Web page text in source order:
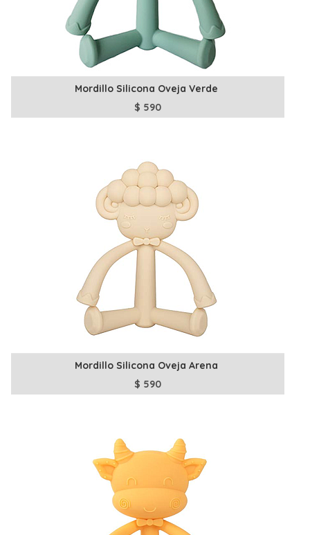
Mordillo Silicona Oveja Verde
$ 590
Mordillo Silicona Oveja Arena
$ 590